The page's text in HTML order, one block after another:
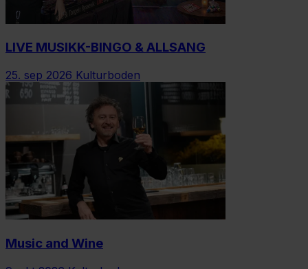
LIVE MUSIKK-BINGO & ALLSANG
25. sep 2026 Kulturboden
Music and Wine